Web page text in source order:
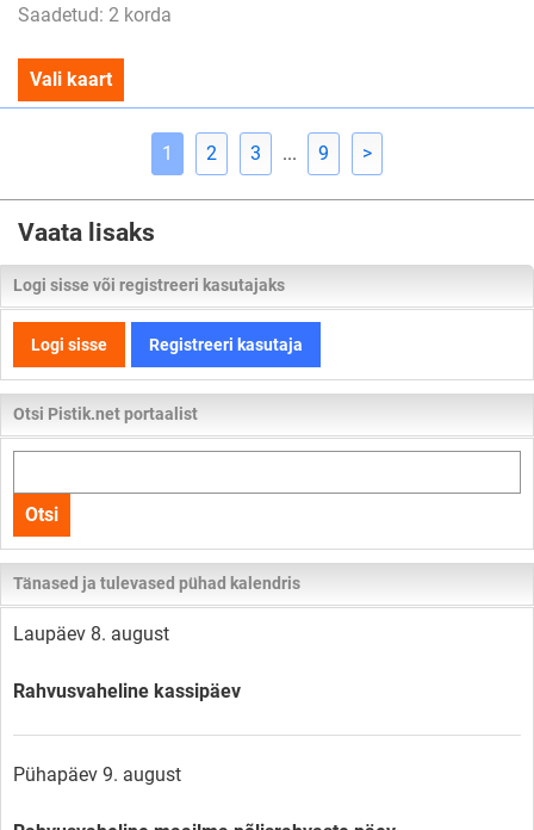
Saadetud: 2 korda
Vali kaart
1 2 3 ... 9 >
Vaata lisaks
Logi sisse või registreeri kasutajaks
Logi sisse Registreeri kasutaja
Otsi Pistik.net portaalist
kogu
lehelt
Otsi
Tänased ja tulevased pühad kalendris
Laupäev 8. august
Rahvusvaheline kassipäev
Pühapäev 9. august